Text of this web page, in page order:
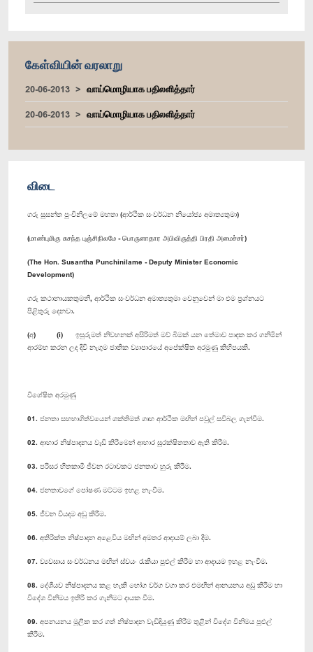
கேள்வியின் வரலாறு
20-06-2013
வாய்மொழியாக பதிலளித்தார்
20-06-2013
வாய்மொழியாக பதிலளித்தார்
விடை
ගරු සුසන්ත පුංචිනිලමේ මහතා (ආර්ථික සංවර්ධන නියෝජ්‍ය අමාත්‍යතුමා)
(மாண்புமிகு சுசந்த புஞ்சிநிலமே - பொருளாதார அபிவிருத்தி பிரதி அமைச்சர்)
(The Hon. Susantha Punchinilame - Deputy Minister Economic
Development)
ගරු කථානායකතුමනි, ආර්ථික සංවර්ධන අමාත්‍යතුමා වෙනුවෙන් මා එම ප්‍රශ්නයට
පිළිතුරු දෙනවා.
(අ) (i) ඉසුරුමත් නිවහනක් අසිරිමත් මව් බිමක් යන තේමාව පාදක කර ගනිමින්
ආරම්භ කරන ලද දිවි නැගුම ජාතික ව්‍යාපාරයේ අපේක්ෂිත අරමුණු කිහිපයකි.
විශේෂිත අරමුණු
01. ජනතා සහභාගිත්වයෙන් ශක්තිමත් ගෘහ ආර්ථික මඟින් පවුල් සවිබල ගැන්වීම.
02. ආහාර නිෂ්පාදනය වැඩි කිරීමෙන් ආහාර සුරක්ෂිතතාව ඇති කිරීම.
03. පරිසර හිතකාමී ජීවන රටාවකට ජනතාව හුරු කිරීම.
04. ජනතාව‍ගේ පෝෂණ මට්ටම ඉහළ නැංවීම.
05. ජීවන වියදම අඩු කිරීම.
06. අතිරික්ත නිෂ්පාදන අළෙවිය මඟින් අමතර ආදායම් ලබා දීම.
07. ව්‍යවසාය සංවර්ධනය මඟින් ස්වයං රැකියා පුළුල් කිරීම හා ආදායම ඉහළ නැංවීම.
08. දේශීයව නිෂ්පාදනය කළ හැකි භෝග වර්ග වගා කර එමඟින් ආනයනය අඩු කිරීම හා
විදේශ විනිමය ඉතිරි කර ගැනීමට දායක වීම.
09. අපනයනය මූලික කර ගත් නිෂ්පාදන වැඩිදියුණු කිරීම තුළින් විදේශ විනිමය පුළුල්
කිරීම.